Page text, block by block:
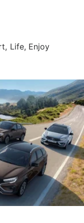
Life, Enjoy